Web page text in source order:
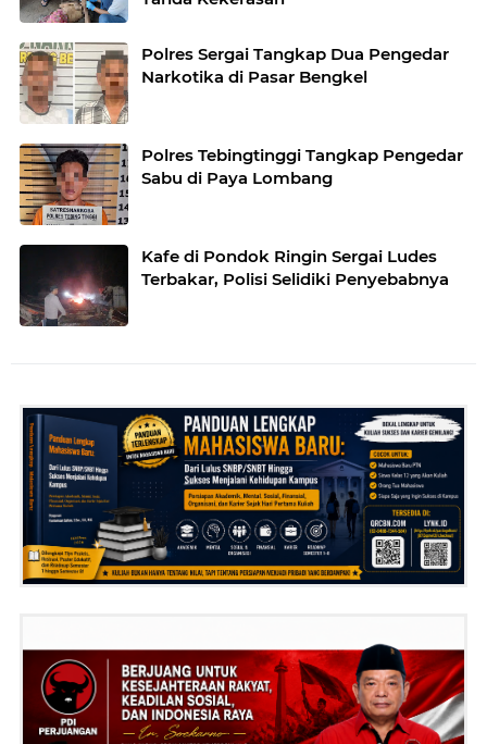
Polres Sergai Tangkap Dua Pengedar
Narkotika di Pasar Bengkel
Polres Tebingtinggi Tangkap Pengedar
Sabu di Paya Lombang
Kafe di Pondok Ringin Sergai Ludes
Terbakar, Polisi Selidiki Penyebabnya